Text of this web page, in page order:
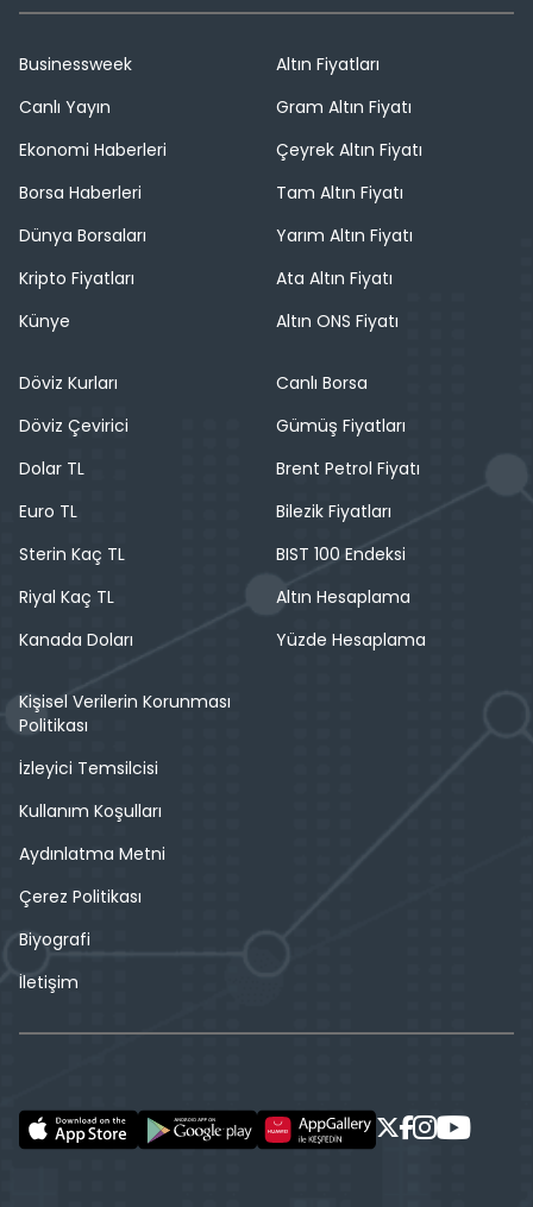
Businessweek
Canlı Yayın
Ekonomi Haberleri
Borsa Haberleri
Dünya Borsaları
Kripto Fiyatları
Künye
Altın Fiyatları
Gram Altın Fiyatı
Çeyrek Altın Fiyatı
Tam Altın Fiyatı
Yarım Altın Fiyatı
Ata Altın Fiyatı
Altın ONS Fiyatı
Döviz Kurları
Döviz Çevirici
Dolar TL
Euro TL
Sterin Kaç TL
Riyal Kaç TL
Kanada Doları
Canlı Borsa
Gümüş Fiyatları
Brent Petrol Fiyatı
Bilezik Fiyatları
BIST 100 Endeksi
Altın Hesaplama
Yüzde Hesaplama
Kişisel Verilerin Korunması
Politikası
İzleyici Temsilcisi
Kullanım Koşulları
Aydınlatma Metni
Çerez Politikası
Biyografi
İletişim